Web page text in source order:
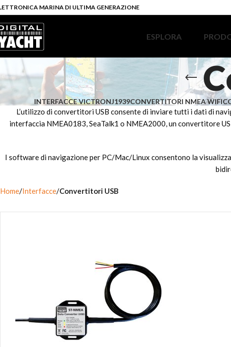
MARINA DI ULTIMA GENERAZIONE
ESPLORA
INTERFACCE VICTRONJ1939CONVERTITORI NMEA WIFI
L’utilizzo di convertitori USB consente di inviare tutti i dati di
interfaccia NMEA0183, SeaTalk1 o NMEA2000, un convertitore
I software di navigazione per PC/Mac/Linux consentono la
Home Interfacce Convertitori USB